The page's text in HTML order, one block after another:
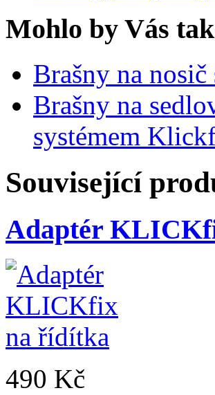
Mohlo by Vás
Brašny na
Brašny na
systémem
Související
Adaptér
490 Kč